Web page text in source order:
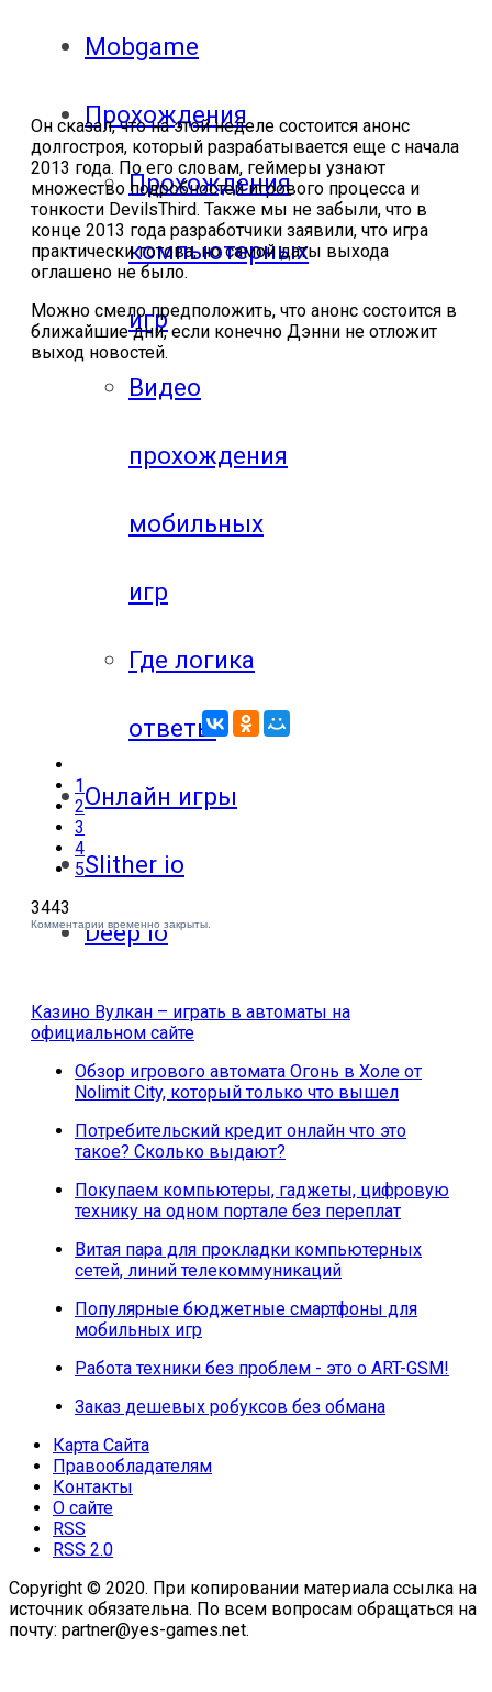
Mobgame
Прохождения
Прохождения
компьютерных
игр
Видео
прохождения
мобильных
игр
Где логика
ответы
Онлайн игры
Slither io
Deep io
Он сказал, что на этой неделе состоится анонс
долгостроя, который разрабатывается еще с начала
2013 года. По его словам, геймеры узнают
множество подробностей игрового процесса и
тонкости DevilsThird. Также мы не забыли, что в
конце 2013 года разработчики заявили, что игра
практически готова, но самой даты выхода
оглашено не было.
Можно смело предположить, что анонс состоится в
ближайшие дни, если конечно Дэнни не отложит
выход новостей.
1
2
3
4
5
3443
Комментарии временно закрыты.
Казино Вулкан – играть в автоматы на
официальном сайте
Обзор игрового автомата Огонь в Холе от
Nolimit City, который только что вышел
Потребительский кредит онлайн что это
такое? Сколько выдают?
Покупаем компьютеры, гаджеты, цифровую
технику на одном портале без переплат
Витая пара для прокладки компьютерных
сетей, линий телекоммуникаций
Популярные бюджетные смартфоны для
мобильных игр
Работа техники без проблем - это о ART-GSM!
Заказ дешевых робуксов без обмана
Карта Сайта
Правообладателям
Контакты
О сайте
RSS
RSS 2.0
Copyright © 2020. При копировании материала ссылка на
источник обязательна. По всем вопросам обращаться на
почту: partner@yes-games.net.